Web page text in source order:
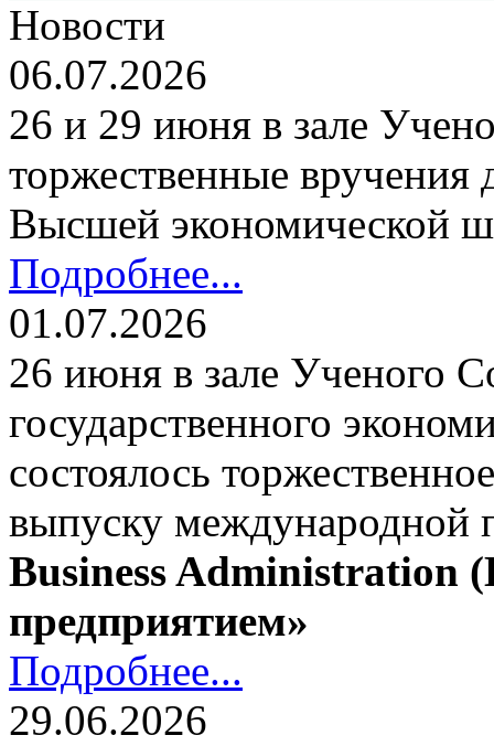
Новости
06.07.2026
26 и 29 июня в зале
торжественные
Высшей экономической
Подробнее...
01.07.2026
26 июня в зале Ученого
государственного
состоялось
выпуску
Business Administration
предприятием»
Подробнее...
29.06.2026